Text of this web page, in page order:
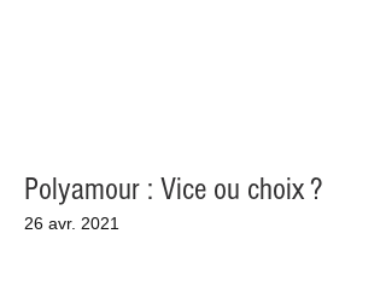
Polyamour : Vice ou choix ?
26 avr. 2021